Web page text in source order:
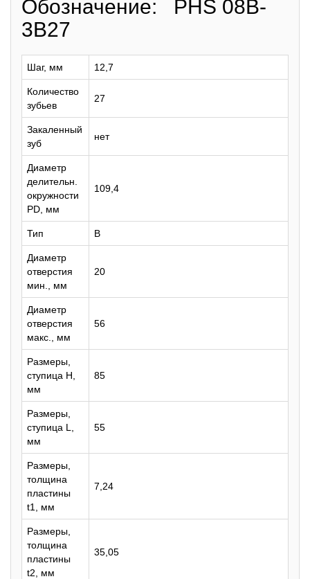
Обозначение: PHS 08B-
3B27
Шаг, мм 12,7
Количество
зубьев
27
Закаленный
зуб
нет
Диаметр
делительн.
окружности
PD, мм
109,4
Тип B
Диаметр
отверстия
мин., мм
20
Диаметр
отверстия
макс., мм
56
Размеры,
ступица H,
мм
85
Размеры,
ступица L,
мм
55
Размеры,
толщина
пластины
t1, мм
7,24
Размеры,
толщина
пластины
t2, мм
35,05